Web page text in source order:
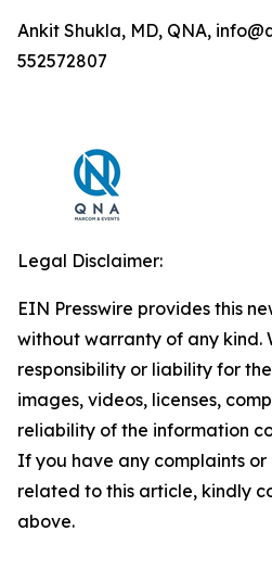
Ankit Shukla, MD, QNA,
552572807
Legal Disclaimer:
EIN Presswire provides this
without warranty of any kind.
responsibility or liability for
images, videos, licenses,
reliability of the information
If you have any complaints or
related to this article, kindly
above.